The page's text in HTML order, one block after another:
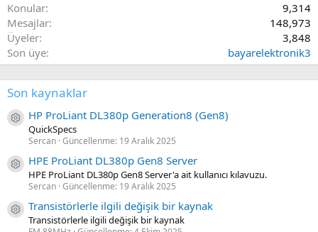
Konular
9,314
Mesajlar
148,973
Üyeler
3,848
Son üye
bayarelektronik3
Son kaynaklar
Kaynak ikon/amblem
HP ProLiant DL380p Generation8 (Gen8)
QuickSpecs
Sercan Güncellenme: 19 Aralık 2025
Kaynak ikon/amblem
HPE ProLiant DL380p Gen8 Server
HPE ProLiant DL380p Gen8 Server'a ait kullanıcı kılavuzu.
Sercan Güncellenme: 19 Aralık 2025
Kaynak ikon/amblem
Transistörlerle ilgili değişik bir kaynak
Transistörlerle ilgili değişik bir kaynak